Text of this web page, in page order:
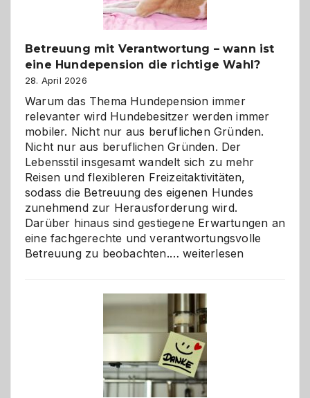
Betreuung mit Verantwortung – wann ist
eine Hundepension die richtige Wahl?
28. April 2026
Warum das Thema Hundepension immer
relevanter wird Hundebesitzer werden immer
mobiler. Nicht nur aus beruflichen Gründen.
Nicht nur aus beruflichen Gründen. Der
Lebensstil insgesamt wandelt sich zu mehr
Reisen und flexibleren Freizeitaktivitäten,
sodass die Betreuung des eigenen Hundes
zunehmend zur Herausforderung wird.
Darüber hinaus sind gestiegene Erwartungen an
eine fachgerechte und verantwortungsvolle
Betreuung zu beobachten.…Betreuung
wann
ist
eine
Hundepension
die
richtige
weiterlesen